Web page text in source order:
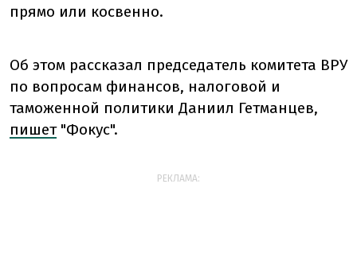
прямо или косвенно.
Об этом рассказал председатель комитета ВРУ
по вопросам финансов, налоговой и
таможенной политики Даниил Гетманцев,
пишет "Фокус".
РЕКЛАМА: